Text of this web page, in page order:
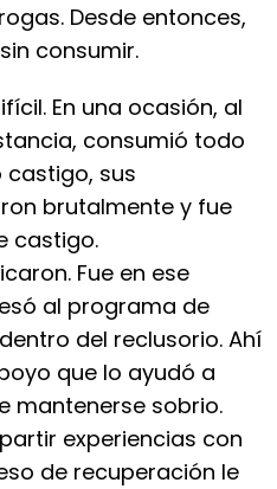
Desde entonces,
consumir.
En una ocasión, al
consumió todo
castigo, sus
brutalmente y fue
castigo.
Fue en ese
al programa de
del reclusorio. Ahí
que lo ayudó a
mantenerse sobrio.
experiencias con
de recuperación le